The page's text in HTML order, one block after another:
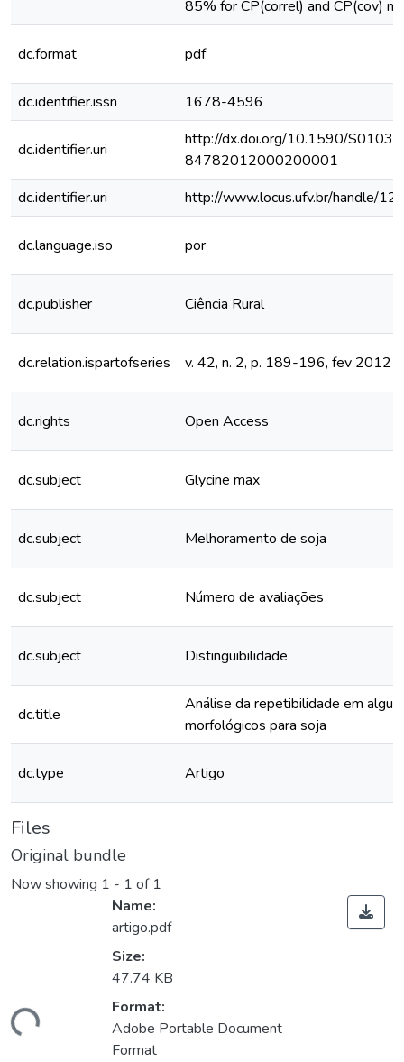
85% for CP(correl) and CP(cov)
dc.format pdf
dc.identifier.issn 1678-4596
dc.identifier.uri
http://dx.doi.org/10.1590/S0103-
84782012000200001
dc.identifier.uri
http://www.locus.ufv.br/handle/
dc.language.iso por
dc.publisher Ciência Rural
dc.relation.ispartofseries v. 42, n. 2, p. 189-196, fev 2012
dc.rights Open Access
dc.subject Glycine max
dc.subject Melhoramento de soja
dc.subject Número de avaliações
dc.subject Distinguibilidade
dc.title
Análise da repetibilidade em
morfológicos para soja
dc.type Artigo
Files
Original bundle
Now showing 1 - 1 of 1
Name:
artigo.pdf
Size:
47.74 KB
Format:
Adobe Portable Document
Format